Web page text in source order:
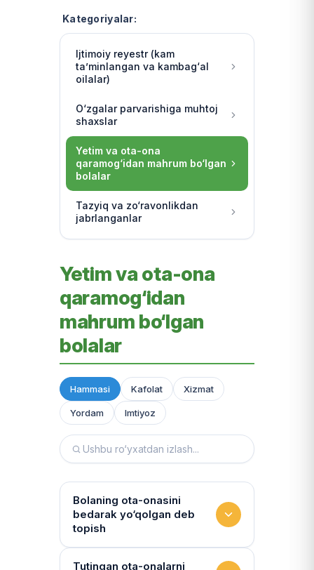
Kategoriyalar:
Ijtimoiy reyestr (kam
ta’minlangan va kambag‘al
oilalar)
O‘zgalar parvarishiga muhtoj
shaxslar
Yetim va ota-ona
qaramog‘idan mahrum bo‘lgan
bolalar
Tazyiq va zo‘ravonlikdan
jabrlanganlar
Yetim va ota-ona
qaramog‘idan
mahrum bo‘lgan
bolalar
Hammasi Kafolat Xizmat
Yordam Imtiyoz
Bolaning ota-onasini
bedarak yo‘qolgan deb
topish
Hujjatlarni tiklash xizmati
Tutingan ota-onalarni